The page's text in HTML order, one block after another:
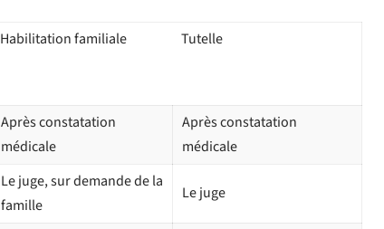
Habilitation familiale Tutelle
Après constatation
médicale
Après constatation
médicale
Le juge, sur demande de la
famille
Le juge